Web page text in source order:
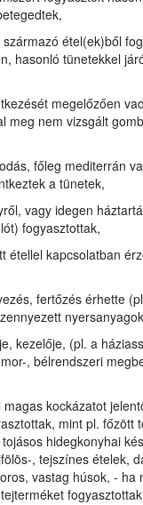
étel(ek)ből
hasonló tünetekkel
megelőzően
meg nem vizsgált
főleg mediterrán
a tünetek,
vagy idegen
fogyasztottak,
étellel kapcsolatban
fertőzés érhette
kezelője, (pl. a
, bélrendszeri
kockázatot
mint pl. főzött
hidegkonyhai
, tejszínes ételek,
vastag húsok, - ha